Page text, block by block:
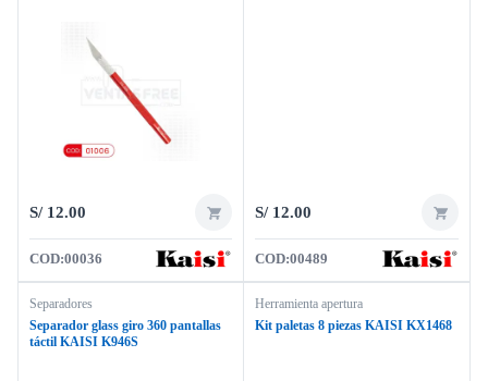
S/12.00
COD:00036
S/12.00
COD:00489
Separadores
Separador glass giro 360 pantallas
táctil KAISI K946S
Herramienta apertura
Kit paletas 8 piezas KAISI KX1468